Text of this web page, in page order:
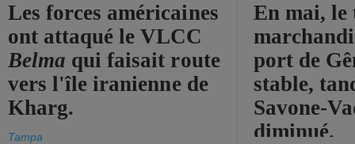
Les forces américaines
ont attaqué le VLCC
Belma qui faisait route
vers l'île iranienne de
Kharg.
Tampa
En mai, le
port de
stable,
Savone-
diminué.